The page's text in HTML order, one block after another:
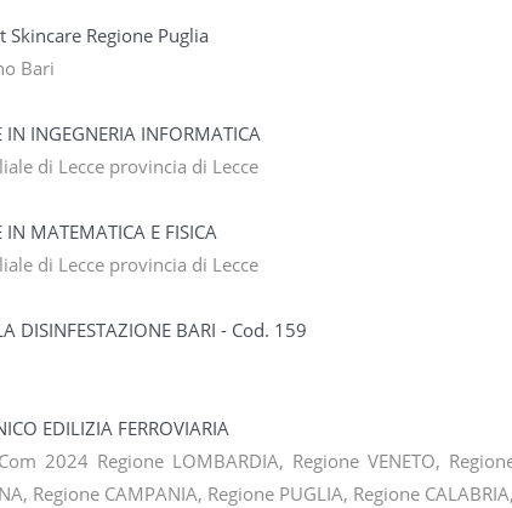
Skincare Regione Puglia
Bari
IN INGEGNERIA INFORMATICA
di Lecce provincia di Lecce
IN MATEMATICA E FISICA
di Lecce provincia di Lecce
DISINFESTAZIONE BARI - Cod. 159
EDILIZIA FERROVIARIA
2024 Regione LOMBARDIA, Regione VENETO,
Regione CAMPANIA, Regione PUGLIA, Regione